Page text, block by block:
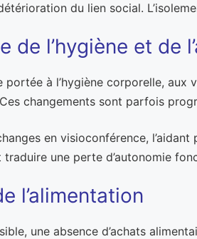
du lien social.
de l’hygiène et de
portée à l’hygiène corporelle,
changements sont parfois
en visioconférence,
traduire une perte d’autonomie
l’alimentation
une absence d’achats